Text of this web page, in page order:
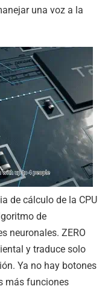
una voz a la
de cálculo de la CPU
de
neuronales. ZERO
y traduce solo
Ya no hay botones
más funciones